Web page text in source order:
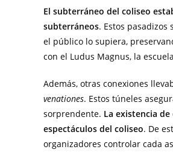
El subterráneo del coliseo
subterráneos. Estos
el público lo supiera,
con el Ludus Magnus, la
Además, otras conexiones
venationes. Estos túneles
sorprendente. La existencia
espectáculos del coliseo. De
organizadores controlar cada